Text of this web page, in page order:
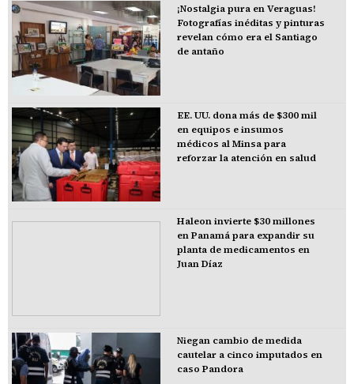
¡Nostalgia pura en Veraguas!
Fotografías inéditas y pinturas
revelan cómo era el Santiago
de antaño
EE. UU. dona más de $300 mil
en equipos e insumos
médicos al Minsa para
reforzar la atención en salud
Haleon invierte $30 millones
en Panamá para expandir su
planta de medicamentos en
Juan Díaz
Niegan cambio de medida
cautelar a cinco imputados en
caso Pandora